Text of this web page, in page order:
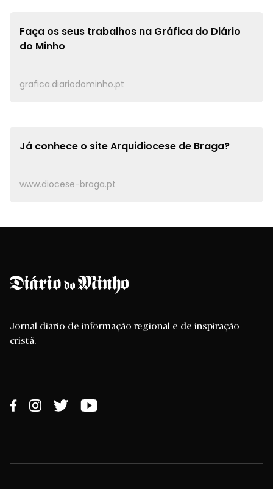
Faça os seus trabalhos na Gráfica do Diário
do Minho
grafica.diariodominho.pt
Já conhece o siteArquidiocese de Braga?
www.diocese-braga.pt
Jornal diário de informação regional e de inspiração
cristã.